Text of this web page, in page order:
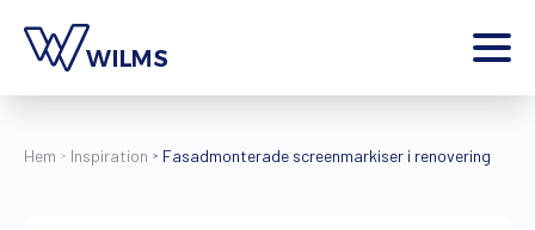
Hem Inspiration Fasadmonterade screenmarkiser i renovering